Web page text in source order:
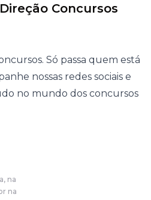
Concursos
Só passa quem está
nossas redes sociais e
no mundo dos concursos
na
na